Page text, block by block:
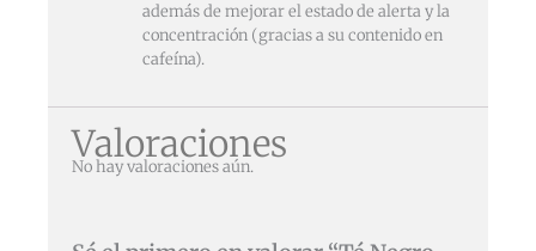
además de mejorar el estado de alerta y la
concentración (gracias a su contenido en
cafeína).
Valoraciones
No hay valoraciones aún.